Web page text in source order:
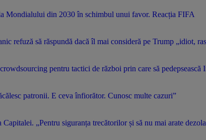
Mondialului din 2030 în schimbul unui favor. Reacția FIFA
refuză să răspundă dacă îl mai consideră pe Trump „idiot,
pentru tactici de război prin care să pedepsească
patronii. E ceva înfiorător. Cunosc multe cazuri”
„Pentru siguranța trecătorilor și să nu mai arate